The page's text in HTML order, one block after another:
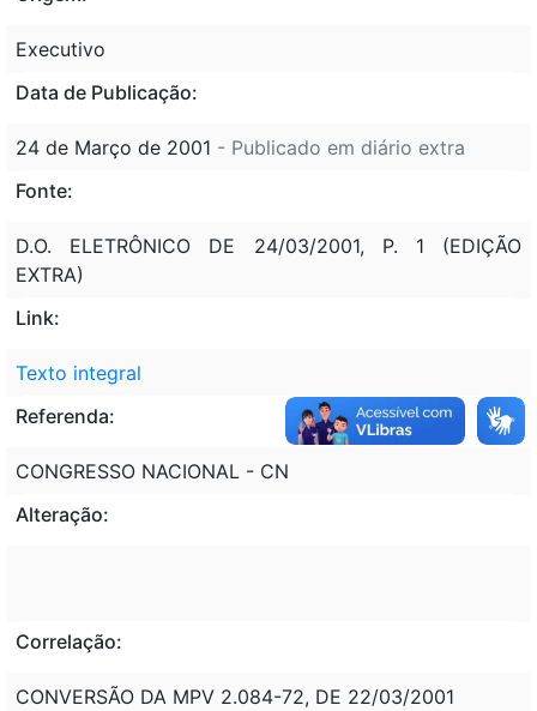
Executivo
Data de Publicação:
24 de Março de 2001 - Publicado em diário extra
Fonte:
D.O. ELETRÔNICO DE 24/03/2001, P. 1 (EDIÇÃO
EXTRA)
Link:
Texto integral
Referenda:
CONGRESSO NACIONAL - CN
Alteração:
Correlação:
CONVERSÃO DA MPV 2.084-72, DE 22/03/2001